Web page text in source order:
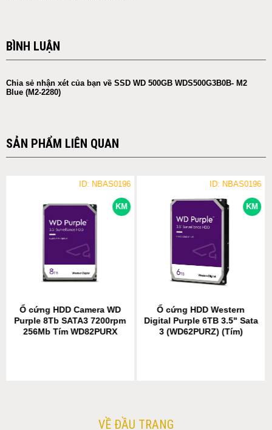
BÌNH LUẬN
Chia sẻ nhận xét của bạn về SSD WD 500GB WDS500G3B0B- M2
Blue (M2-2280)
SẢN PHẨM LIÊN QUAN
KM
ID: NBAS0196
Ổ cứng HDD Camera WD
Purple 8Tb SATA3 7200rpm
256Mb Tím WD82PURX
KM
ID: NBAS0196
Ổ cứng HDD Western
Digital Purple 6TB 3.5" Sata
3 (WD62PURZ) (Tím)
VỀ ĐẦU TRANG